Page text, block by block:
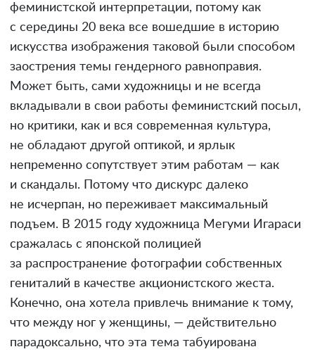
феминистской интерпретации, потому как
с середины 20 века все вошедшие в историю
искусства изображения таковой были способом
заострения темы гендерного равноправия.
Может быть, сами художницы и не всегда
вкладывали в свои работы феминистский посыл,
но критики, как и вся современная культура,
не обладают другой оптикой, и ярлык
непременно сопутствует этим работам — как
и скандалы. Потому что дискурс далеко
не исчерпан, но переживает максимальный
подъем. В 2015 году художница Мегуми Игараси
сражалась с японской полицией
за распространение фотографии собственных
гениталий в качестве акционистского жеста.
Конечно, она хотела привлечь внимание к тому,
что между ног у женщины, — действительно
парадоксально, что эта тема табуирована